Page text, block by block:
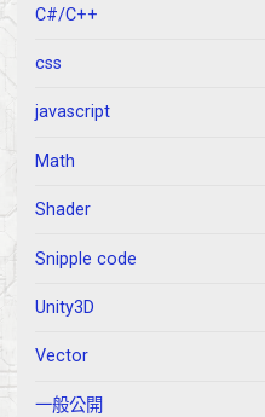
C#/C++
css
javascript
Math
Shader
Snipple code
Unity3D
Vector
一般公開